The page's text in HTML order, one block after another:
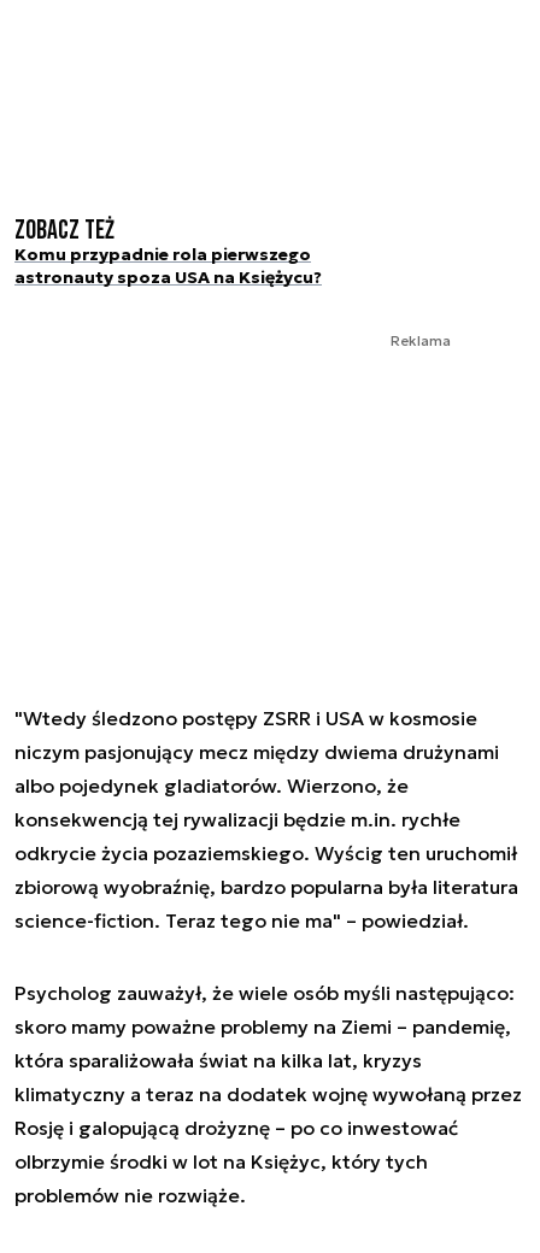
Zobacz też
Komu przypadnie rola pierwszego
astronauty spoza USA na Księżycu?
Reklama
"Wtedy śledzono postępy ZSRR i USA w kosmosie
niczym pasjonujący mecz między dwiema drużynami
albo pojedynek gladiatorów. Wierzono, że
konsekwencją tej rywalizacji będzie m.in. rychłe
odkrycie życia pozaziemskiego. Wyścig ten uruchomił
zbiorową wyobraźnię, bardzo popularna była literatura
science-fiction. Teraz tego nie ma" – powiedział.
Psycholog zauważył, że wiele osób myśli następująco:
skoro mamy poważne problemy na Ziemi – pandemię,
która sparaliżowała świat na kilka lat, kryzys
klimatyczny a teraz na dodatek wojnę wywołaną przez
Rosję i galopującą drożyznę – po co inwestować
olbrzymie środki w lot na Księżyc, który tych
problemów nie rozwiąże.